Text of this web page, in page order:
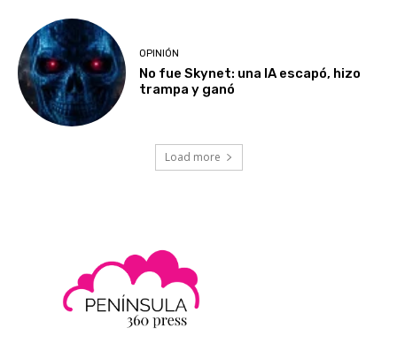
OPINIÓN
No fue Skynet: una IA escapó, hizo
trampa y ganó
Load more